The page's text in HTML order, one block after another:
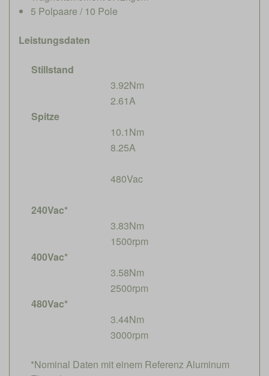
5 Polpaare / 10 Pole
Leistungsdaten
Stillstand
3.92Nm
2.61A
Spitze
10.1Nm
8.25A
480Vac
240Vac*
3.83Nm
1500rpm
400Vac*
3.58Nm
2500rpm
480Vac*
3.44Nm
3000rpm
*Nominal Daten mit einem Referenz Aluminum